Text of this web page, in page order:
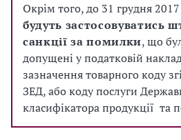
Окрім того, до 31 грудня
будуть застосовуватись
санкції за помилки, що
допущені у податковій
зазначення товарного коду
ЗЕД, або коду послуги
класифікатора продукції та